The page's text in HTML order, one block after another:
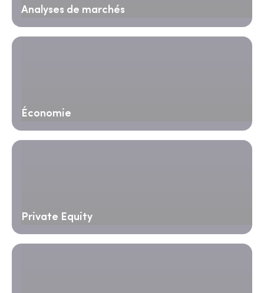
Analyses de marchés
Économie
Private Equity